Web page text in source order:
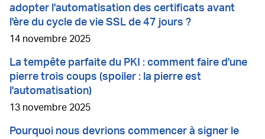
adopter l'automatisation des certificats avant
l'ère du cycle de vie SSL de 47 jours ?
14 novembre 2025
La tempête parfaite du PKI : comment faire d'une
pierre trois coups (spoiler : la pierre est
l'automatisation)
13 novembre 2025
Pourquoi nous devrions commencer à signer le